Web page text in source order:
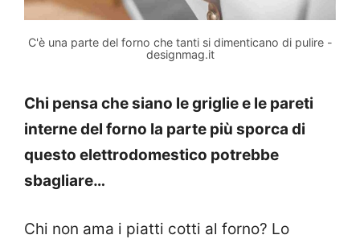
C'è una parte del forno che tanti si dimenticano di pulire -
designmag.it
Chi pensa che siano le griglie e le pareti
interne del forno la parte più sporca di
questo elettrodomestico potrebbe
sbagliare…
Chi non ama i piatti cotti al forno? Lo